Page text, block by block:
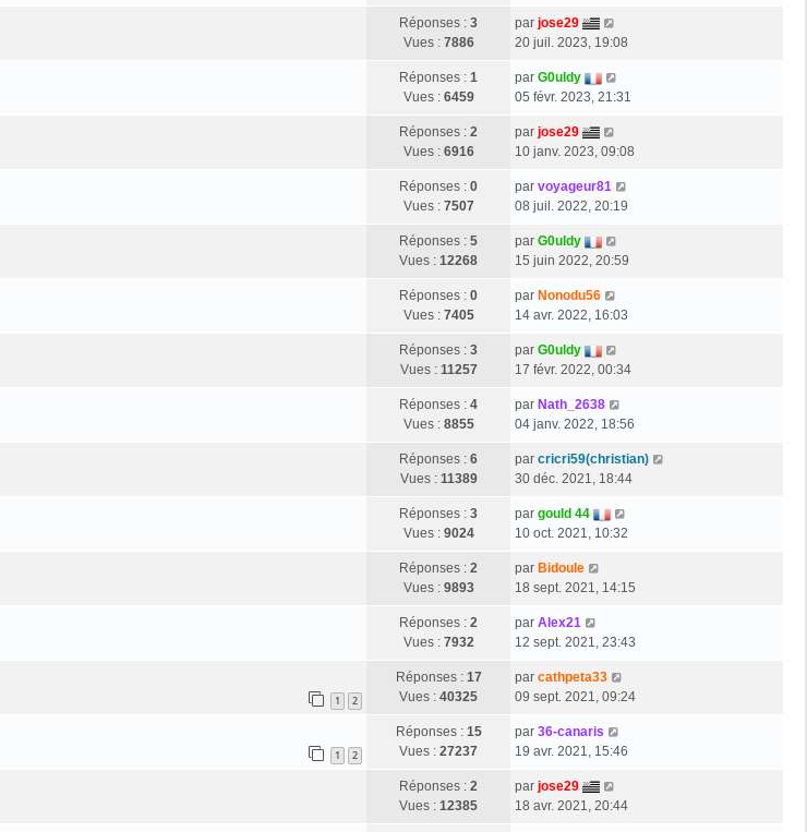
Réponses : 3
Vues : 7886
par jose29
20 juil. 2023, 19:08
Réponses : 1
Vues : 6459
par G0uldy
05 févr. 2023, 21:31
Réponses : 2
Vues : 6916
par jose29
10 janv. 2023, 09:08
Réponses : 0
Vues : 7507
par voyageur81
08 juil. 2022, 20:19
Réponses : 5
Vues : 12268
par G0uldy
15 juin 2022, 20:59
Réponses : 0
Vues : 7405
par Nonodu56
14 avr. 2022, 16:03
Réponses : 3
Vues : 11257
par G0uldy
17 févr. 2022, 00:34
Réponses : 4
Vues : 8855
par Nath_2638
04 janv. 2022, 18:56
Réponses : 6
Vues : 11389
par cricri59(christian)
30 déc. 2021, 18:44
Réponses : 3
Vues : 9024
par gould 44
10 oct. 2021, 10:32
Réponses : 2
Vues : 9893
par Bidoule
18 sept. 2021, 14:15
Réponses : 2
Vues : 7932
par Alex21
12 sept. 2021, 23:43
1 2
Réponses : 17
Vues : 40325
par cathpeta33
09 sept. 2021, 09:24
1 2
Réponses : 15
Vues : 27237
par 36-canaris
19 avr. 2021, 15:46
Réponses : 2
Vues : 12385
par jose29
18 avr. 2021, 20:44